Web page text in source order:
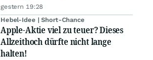
gestern 19:28
Hebel-Idee | Short-Chance
Apple-Aktie viel zu teuer? Dieses
Allzeithoch dürfte nicht lange
halten!